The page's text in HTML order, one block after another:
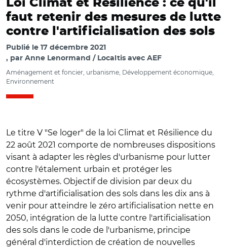
Loi Climat et Résilience : ce qu'il
faut retenir des mesures de lutte
contre l'artificialisation des sols
Publié le 17 décembre 2021
par Anne Lenormand / Localtis avec AEF
Aménagement et foncier, urbanisme, Développement économique,
Environnement
Le titre V "Se loger" de la loi Climat et Résilience du
22 août 2021 comporte de nombreuses dispositions
visant à adapter les règles d'urbanisme pour lutter
contre l'étalement urbain et protéger les
écosystèmes. Objectif de division par deux du
rythme d'artificialisation des sols dans les dix ans à
venir pour atteindre le zéro artificialisation nette en
2050, intégration de la lutte contre l'artificialisation
des sols dans le code de l'urbanisme, principe
général d'interdiction de création de nouvelles